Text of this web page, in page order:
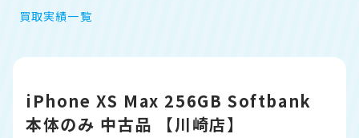
買取実績一覧
iPhone XS Max 256GB Softbank
本体のみ 中古品 【川崎店】